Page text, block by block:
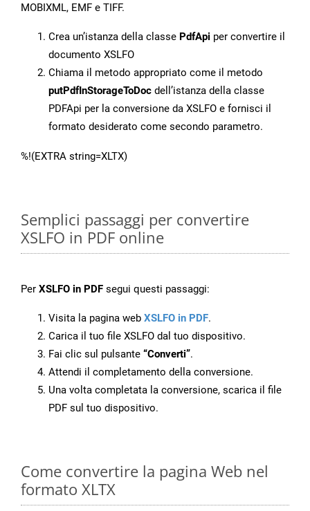
MOBIXML, EMF e TIFF.
Crea un’istanza della classe PdfApi per convertire il
documento XSLFO
Chiama il metodo appropriato come il metodo
putPdfInStorageToDoc dell’istanza della classe
PDFApi per la conversione da XSLFO e fornisci il
formato desiderato come secondo parametro.
%!(EXTRA string=XLTX)
Semplici passaggi per convertire
XSLFO in PDF online
Per XSLFO in PDF segui questi passaggi:
Visita la pagina web XSLFO in PDF.
Carica il tuo file XSLFO dal tuo dispositivo.
Fai clic sul pulsante “Converti”.
Attendi il completamento della conversione.
Una volta completata la conversione, scarica il file
PDF sul tuo dispositivo.
Come convertire la pagina Web nel
formato XLTX